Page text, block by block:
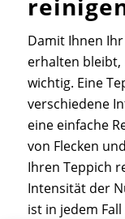
Damit Ihnen
erhalten bleibt,
wichtig. Eine
verschiedene
eine einfache
von Flecken
Ihren Teppich
Intensität der
ist in jedem Fall